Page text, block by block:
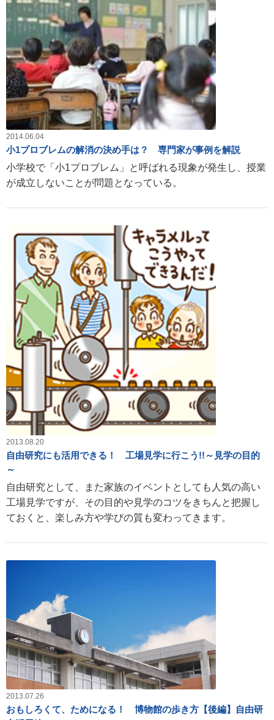
2014.06.04
小1プロブレムの解消の決め手は？ 専門家が事例を解説
小学校で「小1プロブレム」と呼ばれる現象が発生し、授業
が成立しないことが問題となっている。
2013.08.20
自由研究にも活用できる！ 工場見学に行こう!!～見学の目的
～
自由研究として、また家族のイベントとしても人気の高い
工場見学ですが、その目的や見学のコツをきちんと把握し
ておくと、楽しみ方や学びの質も変わってきます。
2013.07.26
おもしろくて、ためになる！ 博物館の歩き方【後編】自由研